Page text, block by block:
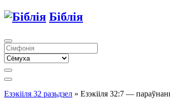
Біблія
Езэкііля 32 разьдзел » Езэкііля 32:7 —